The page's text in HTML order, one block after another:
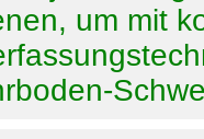
um mit